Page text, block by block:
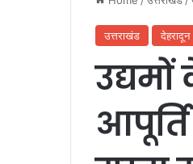
उत्तराखंड देहरादून
उद्यमों